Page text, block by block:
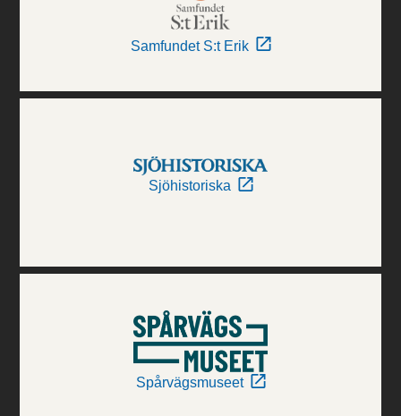
Samfundet S:t Erik
Sjöhistoriska
Spårvägsmuseet